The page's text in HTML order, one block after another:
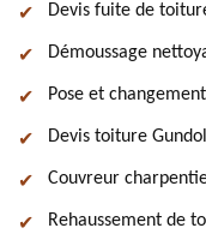
Devis fuite de
Démoussage
Pose et
Devis toiture
Couvreur
Rehaussement de